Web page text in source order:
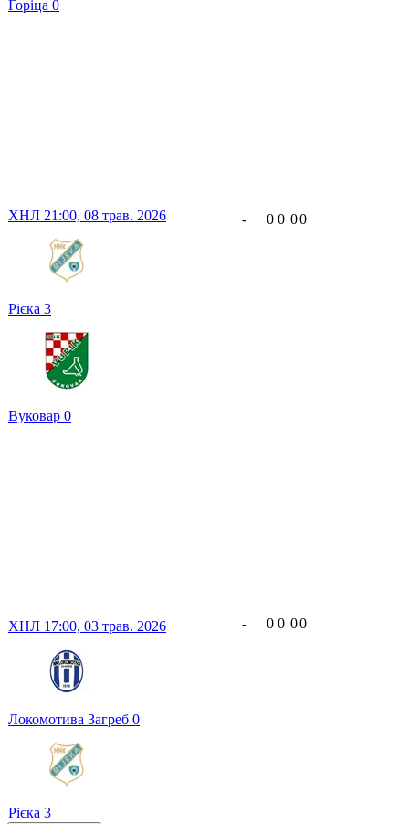
Горіца 0
ХНЛ 21:00, 08 трав. 2026
Рієка 3
Вуковар 0
- 0 0 00
ХНЛ 17:00, 03 трав. 2026
Локомотива Загреб 0
Рієка 3
- 0 0 00